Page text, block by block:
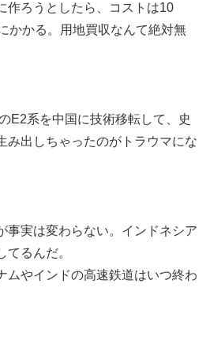
作ろうとしたら、コストは10
かかる。用地買収なんて絶対無
E2系を中国に技術移転して、史
み出しちゃったのがトラウマにな
事実は変わらない。インドネシア
るんだ。
ムやインドの高速鉄道はいつ終わ